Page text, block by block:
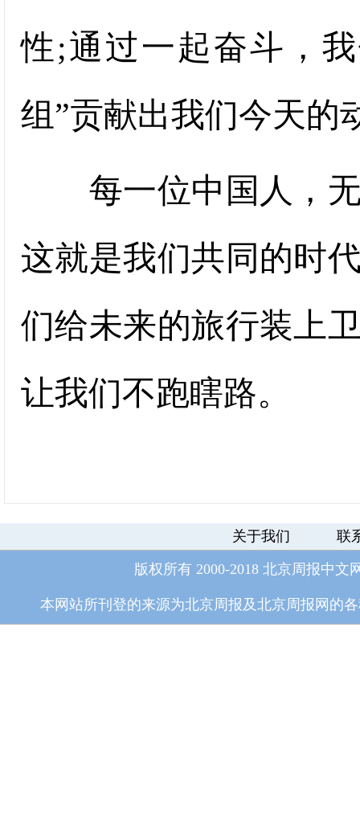
性;通过一起奋斗，
组”贡献出我们今天的
每一位中国人，无
这就是我们共同的时
们给未来的旅行装上
让我们不跑瞎路。
关于我们 联
版权所有 2000-2018 北京周报中文
本网站所刊登的来源为北京周报及北京周报网的